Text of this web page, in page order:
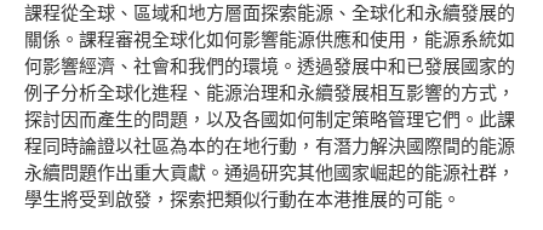
課程從全球、區域和地方層面探索能源、全球化和永續發展的
關係。課程審視全球化如何影響能源供應和使用，能源系統如
何影響經濟、社會和我們的環境。透過發展中和已發展國家的
例子分析全球化進程、能源治理和永續發展相互影響的方式，
探討因而產生的問題，以及各國如何制定策略管理它們。此課
程同時論證以社區為本的在地行動，有潛力解決國際間的能源
永續問題作出重大貢獻。通過研究其他國家崛起的能源社群，
學生將受到啟發，探索把類似行動在本港推展的可能。